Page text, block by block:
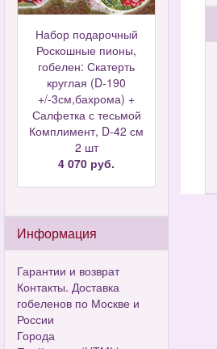
Набор подарочный
Роскошные пионы,
гобелен: Скатерть
круглая (D-190
+/-3см,бахрома) +
Салфетка с тесьмой
Комплимент, D-42 см
2 шт
4 070 руб.
Информация
Гарантии и возврат
Контакты. Доставка
гобеленов по Москве и
России
Города